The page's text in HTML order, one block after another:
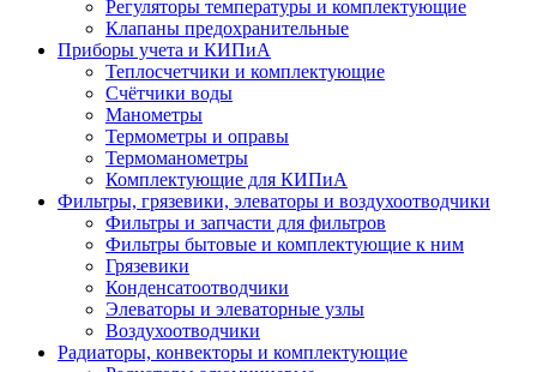
Регуляторы температуры и комплектующие
Клапаны предохранительные
Приборы учета и КИПиА
Теплосчетчики и комплектующие
Счётчики воды
Манометры
Термометры и оправы
Термоманометры
Комплектующие для КИПиА
Фильтры, грязевики, элеваторы и воздухоотводчики
Фильтры и запчасти для фильтров
Фильтры бытовые и комплектующие к ним
Грязевики
Конденсатоотводчики
Элеваторы и элеваторные узлы
Воздухоотводчики
Радиаторы, конвекторы и комплектующие